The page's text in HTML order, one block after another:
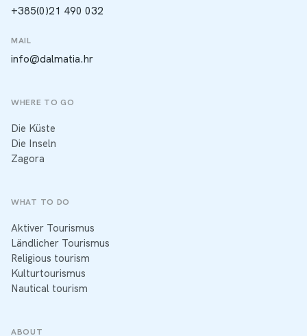
+385(0)21 490 032
MAIL
info@dalmatia.hr
WHERE TO GO
Die Küste
Die Inseln
Zagora
WHAT TO DO
Aktiver Tourismus
Ländlicher Tourismus
Religious tourism
Kulturtourismus
Nautical tourism
ABOUT